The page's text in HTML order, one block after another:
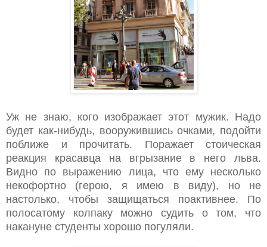
Уж не знаю, кого изображает этот мужик. Надо
будет как-нибудь, вооружившись очками, подойти
поближе и прочитать. Поражает стоическая
реакция красавца на вгрызание в него льва.
Видно по выражению лица, что ему несколько
некофортно (герою, я имею в виду), но не
настолько, чтобы защищаться поактивнее. По
полосатому колпаку можно судить о том, что
накануне студенты хорошо погуляли.